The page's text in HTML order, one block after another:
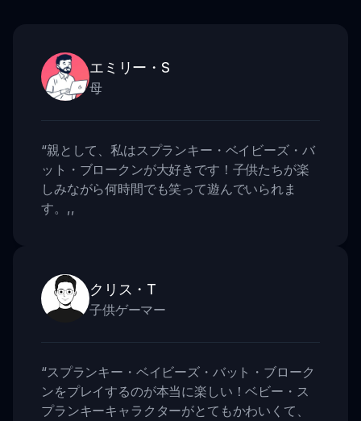
エミリー・S
母
“親として、私はスプランキー・ベイビーズ・バ
ット・ブロークンが大好きです！子供たちが楽
しみながら何時間でも笑って遊んでいられま
す。 ,,
クリス・T
子供ゲーマー
“スプランキー・ベイビーズ・バット・ブローク
ンをプレイするのが本当に楽しい！ベビー・ス
プランキーキャラクターがとてもかわいくて、